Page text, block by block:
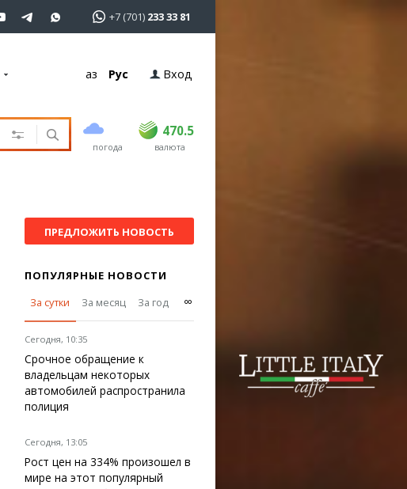
+7 (701) 233 33 81
Қаз Рус Вход
погода
470.5
USD 468.5 470.5
EUR валюта
ПРЕДЛОЖИТЬ НОВОСТЬ
ПОПУЛЯРНЫЕ НОВОСТИ
За сутки
За месяц За год ∞
Сегодня, 10:35
Срочное обращение к
владельцам некоторых
автомобилей распространила
полиция
Сегодня, 13:05
Рост цен на 334% произошел в
мире на этот популярный